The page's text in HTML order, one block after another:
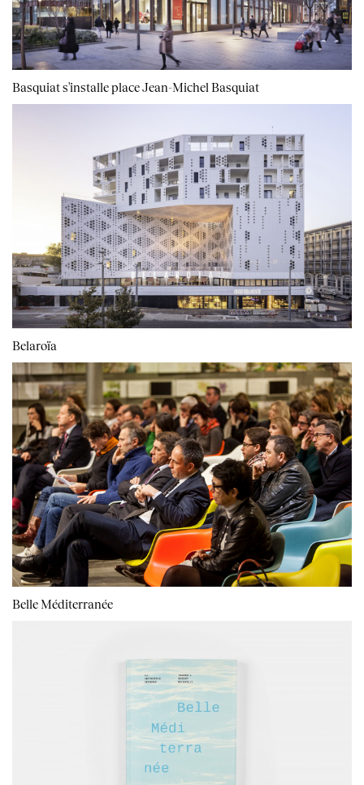
Basquiat s'installe place Jean-Michel Basquiat
Belaroïa
Belle Méditerranée